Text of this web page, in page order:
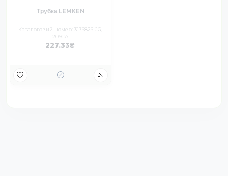
Трубка LEMKEN
Каталоговий номер: 3176826-JG,
206СА
227.33